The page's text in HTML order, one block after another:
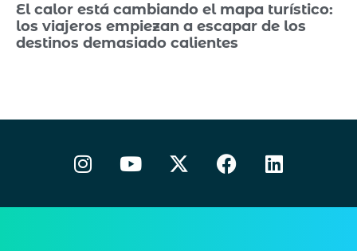
El calor está cambiando el mapa turístico:
los viajeros empiezan a escapar de los
destinos demasiado calientes